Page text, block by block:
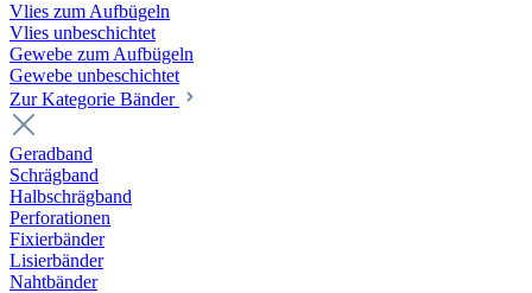
Vlies zum Aufbügeln
Vlies unbeschichtet
Gewebe zum Aufbügeln
Gewebe unbeschichtet
Zur Kategorie Bänder
Geradband
Schrägband
Halbschrägband
Perforationen
Fixierbänder
Lisierbänder
Nahtbänder